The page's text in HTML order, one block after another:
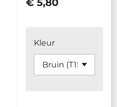
Kleur